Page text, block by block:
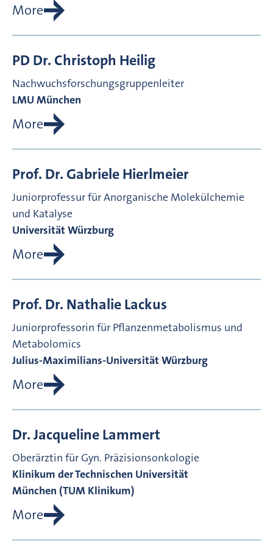
More
PD Dr. Christoph Heilig
Nachwuchsforschungsgruppenleiter
LMU München
More
Prof. Dr.GabrieleHierlmeier
Juniorprofessur für Anorganische Molekülchemie
und Katalyse
Universität Würzburg
More
Prof. Dr. NathalieLackus
Juniorprofessorin für Pflanzenmetabolismus und
Metabolomics
Julius-Maximilians-Universität Würzburg
More
Dr.JacquelineLammert
Oberärztin für Gyn. Präzisionsonkologie
Klinikum der Technischen Universität
München (TUM Klinikum)
More